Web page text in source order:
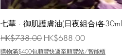
七華 · 御肌護膚油(日夜組合)各30ml
一般價格
HK$738.00 促銷價格
HK$688.00
購物滿$400包順豐快遞至順豐站/智能櫃